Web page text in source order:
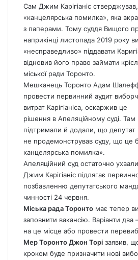
Сам Джим Карігіаніс
«канцелярська помилка», яка
з паперами. Тому суддя Вищого
наприкінці листопада 2019 року
«несправедливо» піддавати
відновив його право займати
міської ради Торонто.
Мешканець Торонто Адам
провести первинний аудит
витрат Карігіаніса, оскаржив це
рішення в Апеляційному суді. Там
підтримали й додали, що депутат
не продемонстрував суду, що це
канцелярська помилка».
Апеляційний суд остаточно
Джим Карігіаніс підлягає
позбавленню депутатського
чинності 24 червня.
Міська рада Торонто має тепер
заповнити вакансію. Варіанти два
на це місце або провести
Мер Торонто Джон Торі заявив,
кроком буде призначити нові